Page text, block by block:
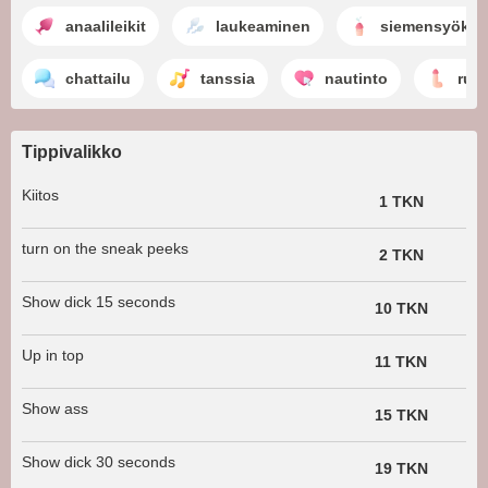
anaalileikit laukeaminen siemensyöksy
chattailu tanssia nautinto
Tippivalikko
Kiitos 1 TKN
turn on the sneak peeks 2 TKN
Show dick 15 seconds 10 TKN
Up in top 11 TKN
Show ass 15 TKN
Show dick 30 seconds 19 TKN